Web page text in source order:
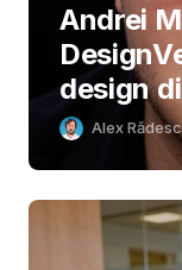
Andrei
design
Alex